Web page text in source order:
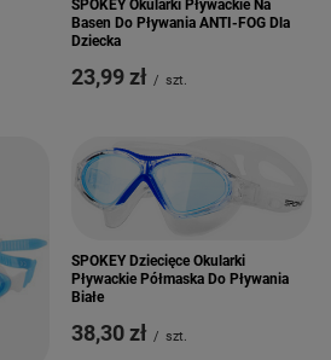
SPOKEY Okularki Pływackie Na
Basen Do Pływania ANTI-FOG Dla
Dziecka
23,99 zł / szt.
SPOKEY Dziecięce Okularki
Pływackie Półmaska Do Pływania
Białe
38,30 zł / szt.